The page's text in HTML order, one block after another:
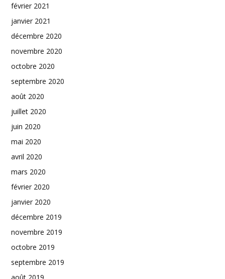
février 2021
janvier 2021
décembre 2020
novembre 2020
octobre 2020
septembre 2020
août 2020
juillet 2020
juin 2020
mai 2020
avril 2020
mars 2020
février 2020
janvier 2020
décembre 2019
novembre 2019
octobre 2019
septembre 2019